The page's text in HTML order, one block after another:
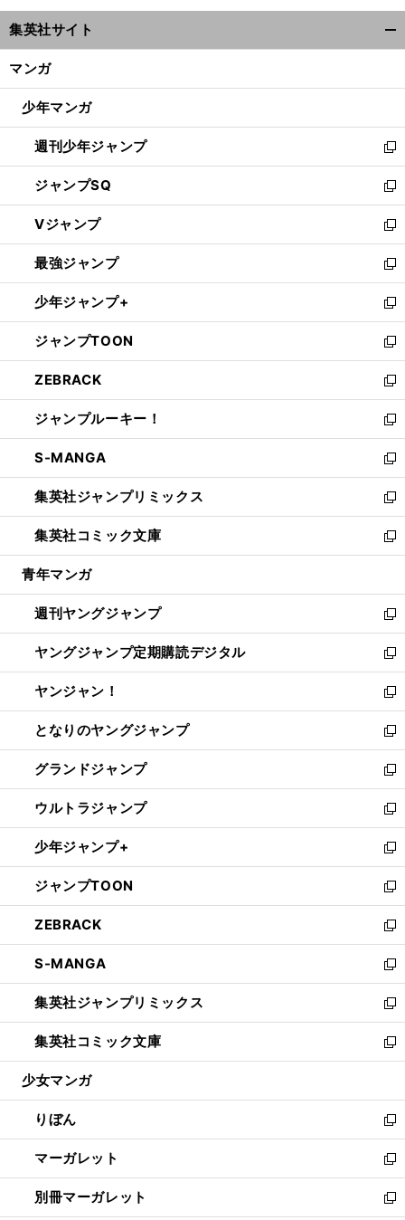
ウ
ィ
ン
ウ
開
く
集英社サイト
マンガ
少年マンガ
週刊少年ジャンプ
新
し
い
ウ
ィ
ン
ド
ウ
で
開
く
ジャンプSQ
新
し
い
ウ
ィ
ン
ド
ウ
で
開
く
Vジャンプ
新
し
い
ウ
ィ
ン
ド
ウ
で
開
く
最強ジャンプ
新
し
い
ウ
ィ
ン
ド
ウ
で
開
く
少年ジャンプ+
新
し
い
ウ
ィ
ン
ド
ウ
で
開
く
ジャンプTOON
新
し
い
ウ
ィ
ン
ド
ウ
で
開
く
ZEBRACK
新
し
い
ウ
ィ
ン
ド
ウ
で
開
ジャンプルーキー！
新
し
い
ウ
ィ
ン
ド
ウ
開
く
S-MANGA
新
し
い
ウ
ィ
ン
ウ
で
開
く
集英社ジャンプリミックス
新
し
い
ウ
ン
ド
ウ
で
開
く
集英社コミック文庫
新
し
ウ
ィ
ン
ド
ウ
で
開
く
青年マンガ
週刊ヤングジャンプ
新
し
い
ウ
ィ
ン
ド
ウ
で
開
く
ヤングジャンプ定期購読デジタル
新
し
い
ウ
ィ
ン
ド
ウ
で
開
く
ヤンジャン！
新
し
い
ウ
ィ
ン
ド
ウ
で
開
く
となりのヤングジャンプ
新
し
い
ウ
ィ
ン
ド
ウ
で
開
く
グランドジャンプ
新
し
い
ウ
ィ
ン
ド
ウ
で
開
く
ウルトラジャンプ
新
し
い
ウ
ィ
ン
ド
ウ
で
開
く
少年ジャンプ+
新
し
い
ウ
ィ
ン
ド
ウ
で
開
く
ジャンプTOON
新
し
い
ウ
ィ
ン
ド
ウ
で
開
ZEBRACK
新
し
い
ウ
ィ
ン
ド
ウ
開
く
S-MANGA
新
し
い
ウ
ィ
ン
ウ
で
開
く
集英社ジャンプリミックス
新
し
い
ウ
ン
ド
ウ
で
開
く
集英社コミック文庫
新
し
ウ
ィ
ン
ド
ウ
で
開
少女マンガ
りぼん
新
し
い
ウ
ィ
マーガレット
新
し
い
別冊マーガレット
新